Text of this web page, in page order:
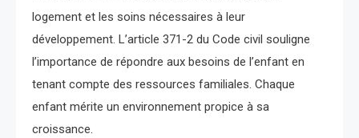
logement et les soins nécessaires à leur
développement. L’article 371-2 du Code civil souligne
l’importance de répondre aux besoins de l’enfant en
tenant compte des ressources familiales. Chaque
enfant mérite un environnement propice à sa
croissance.